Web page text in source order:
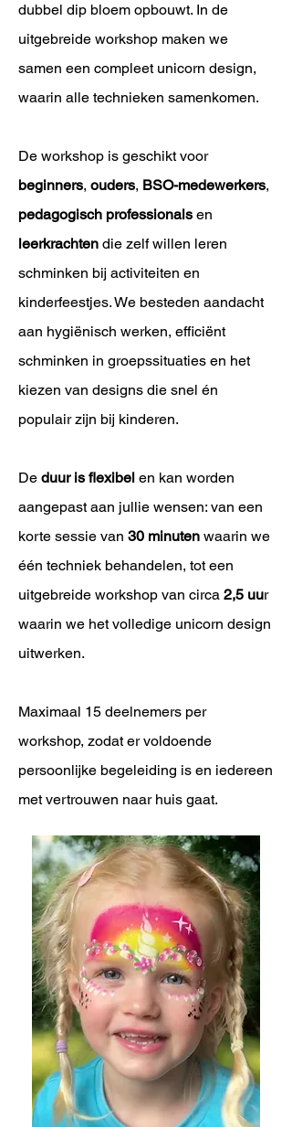
dubbel dip bloem opbouwt. In de
uitgebreide workshop maken we
samen een compleet unicorn design,
waarin alle technieken samenkomen.
De workshop is geschikt voor
beginners, ouders, BSO-medewerkers,
pedagogisch professionals en
leerkrachten die zelf willen leren
schminken bij activiteiten en
kinderfeestjes. We besteden aandacht
aan hygiënisch werken, efficiënt
schminken in groepssituaties en het
kiezen van designs die snel én
populair zijn bij kinderen.
De duur is flexibel en kan worden
aangepast aan jullie wensen: van een
korte sessie van 30 minuten waarin we
één techniek behandelen, tot een
uitgebreide workshop van circa 2,5 uur
waarin we het volledige unicorn design
uitwerken.
Maximaal 15 deelnemers per
workshop, zodat er voldoende
persoonlijke begeleiding is en iedereen
met vertrouwen naar huis gaat.